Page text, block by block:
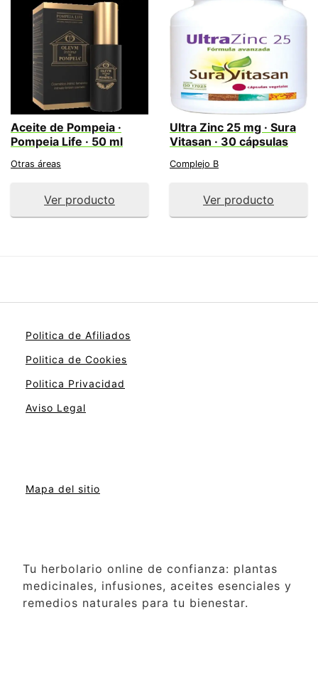
Aceite de Pompeia ·
Pompeia Life · 50 ml
Otras áreas
Ver producto
Ultra Zinc 25 mg · Sura
Vitasan · 30 cápsulas
Complejo B
Ver producto
Politica de Afiliados
Politica de Cookies
Politica Privacidad
Aviso Legal
Mapa del sitio
Tu herbolario online de confianza: plantas
medicinales, infusiones, aceites esenciales y
remedios naturales para tu bienestar.